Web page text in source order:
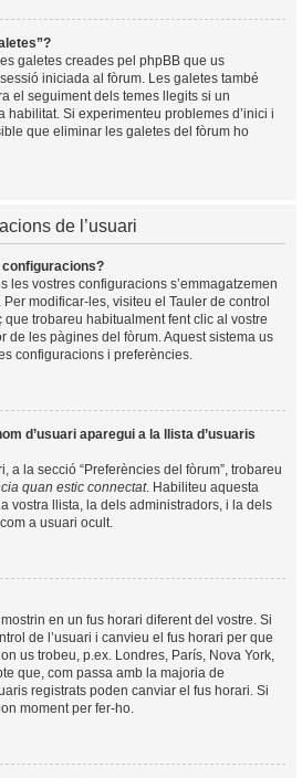
galetes creades pel phpBB que us
iniciada al fòrum. Les galetes també
el seguiment dels temes llegits si un
habilitat. Si experimenteu problemes d’inici i
que eliminar les galetes del fòrum ho
de l’usuari
les vostres configuracions s’emmagatzemen
modificar-les, visiteu el Tauler de control
que trobareu habitualment fent clic al vostre
de les pàgines del fòrum. Aquest sistema us
configuracions i preferències.
d’usuari aparegui a la llista d’usuaris
a la secció “Preferències del fòrum”, trobareu
quan estic connectat. Habiliteu aquesta
vostra llista, la dels administradors, i la dels
a usuari ocult.
en un fus horari diferent del vostre. Si
de l’usuari i canvieu el fus horari per que
us trobeu, p.ex. Londres, París, Nova York,
que, com passa amb la majoria de
registrats poden canviar el fus horari. Si
moment per fer-ho.